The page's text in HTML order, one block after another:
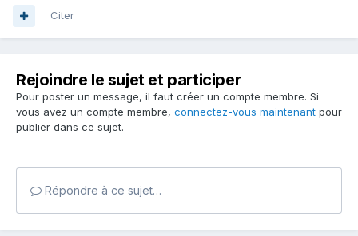
Citer
Rejoindre le sujet et participer
Pour poster un message, il faut créer un compte membre. Si
vous avez un compte membre, connectez-vous maintenant pour
publier dans ce sujet.
Répondre à ce sujet…